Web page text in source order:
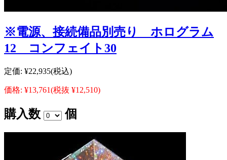
※電源、接続備品別売り ホログラム
12 コンフェイト30
定価: ¥22,935(税込)
価格: ¥13,761(税抜 ¥12,510)
購入数 個